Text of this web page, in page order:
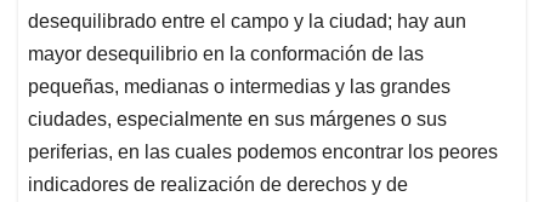
desequilibrado entre el campo y la ciudad; hay aun
mayor desequilibrio en la conformación de las
pequeñas, medianas o intermedias y las grandes
ciudades, especialmente en sus márgenes o sus
periferias, en las cuales podemos encontrar los peores
indicadores de realización de derechos y de